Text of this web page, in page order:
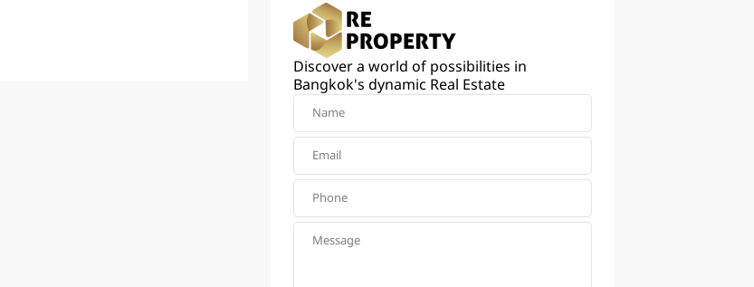
Discover a world of possibilities in
Bangkok's dynamic Real Estate